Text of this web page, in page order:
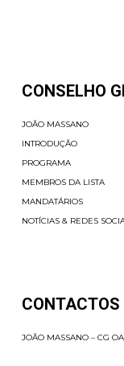
CONSELHO
JOÃO MASSANO
INTRODUÇÃO
PROGRAMA
MEMBROS DA LISTA
MANDATÁRIOS
NOTÍCIAS & REDES
CONTACTOS
JOÃO MASSANO – CG OA